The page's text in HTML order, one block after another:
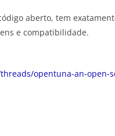
aberto, tem
e compatibilidade.
opentuna-an-open-